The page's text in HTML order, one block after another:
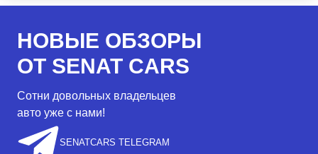
НОВЫЕ ОБЗОРЫ
ОТ SENAT CARS
Сотни довольных владельцев
авто уже с нами!
SENATCARS TELEGRAM